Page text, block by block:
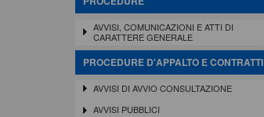
AVVISI, COMUNICAZIONI E ATTI DI
CARATTERE GENERALE
PROCEDURE D'APPALTO E CONTRATTI
AVVISI DI AVVIO CONSULTAZIONE
AVVISI PUBBLICI